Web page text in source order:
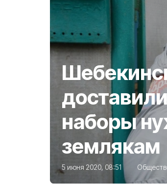
наборы
землякам
5 июня 2020, 08:51